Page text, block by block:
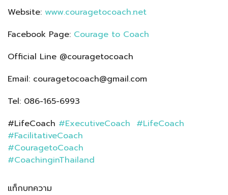
Website: www.couragetocoach.net
Facebook Page: Courage to Coach
Official Line @couragetocoach
Email: couragetocoach@gmail.com
Tel: 086-165-6993
#LifeCoach #ExecutiveCoach #LifeCoach
#FacilitativeCoach
#CouragetoCoach
#CoachinginThailand
แท็กบทความ